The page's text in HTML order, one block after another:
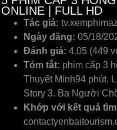
ONLINE | FULL HD
Tác giả:
Ngày đăng: 05/18/
Đánh giá: 4.05 (449
Tóm tắt: phim cấp 3
Thuyết Minh94 phút.
Story 3. Ba Người
Khớp với kết quả